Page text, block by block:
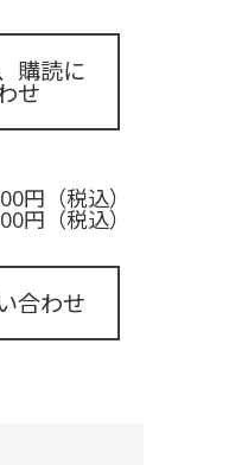
購読に
せ
（税込）
税込）
合わせ